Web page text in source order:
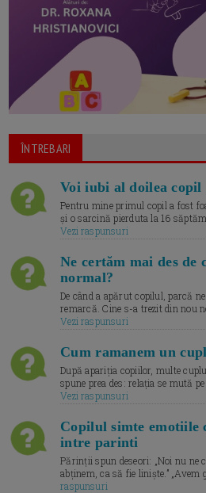
ÎNTREBARI
Voi iubi al doilea
Pentru mine primul copil a fost
și o sarcină pierduta la 16
Vezi raspunsuri
Ne certăm mai des de
normal?
De când a apărut copilul, parcă
remarcă. Cine s-a trezit din nou
Vezi raspunsuri
Cum ramanem un
După apariția copiilor, multe
spune prea des: relația se mută
Vezi raspunsuri
Copilul simte emotiile
intre parinti
Părinții spun deseori: „Noi nu ne
abținem, ca să fie liniște.” „Avem
raspunsuri